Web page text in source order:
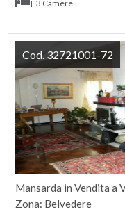
3 Camere
Mansarda in Vendita a
Zona: Belvedere
Cod. 32721001-72